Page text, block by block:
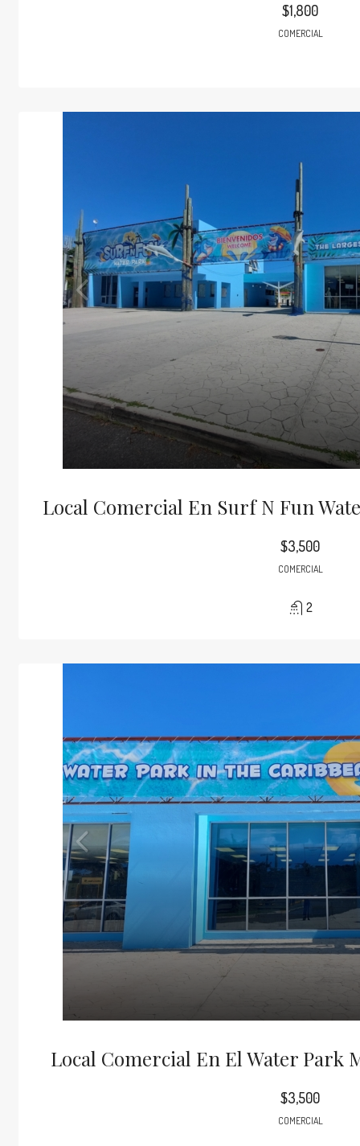
$1,800
COMERCIAL
Local Comercial En Surf N Fun
$3,500
COMERCIAL
2
Local Comercial En El Water Park
$3,500
COMERCIAL